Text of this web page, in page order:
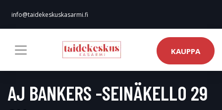
info@taidekeskuskasarmi.fi
KAUPPA
AJ BANKERS -SEINÄKELLO 29